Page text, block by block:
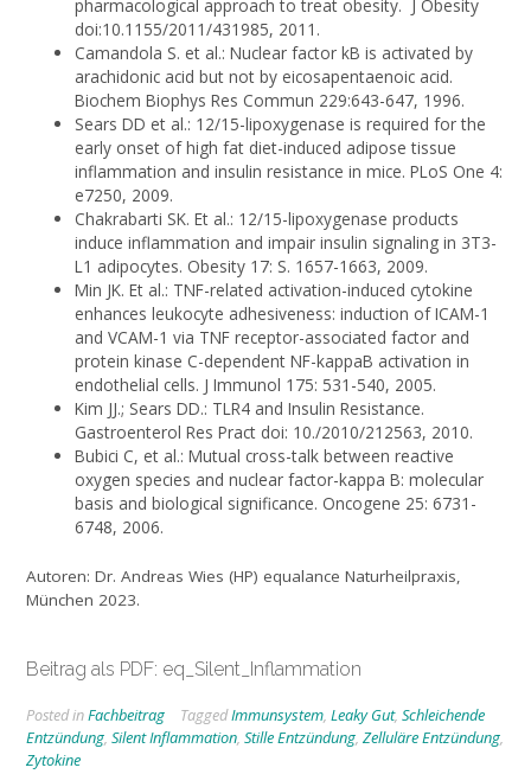
pharmacological approach to treat obesity. J Obesity
doi:10.1155/2011/431985, 2011.
Camandola S. et al.: Nuclear factor kB is activated by
arachidonic acid but not by eicosapentaenoic acid.
Biochem Biophys Res Commun 229:643-647, 1996.
Sears DD et al.: 12/15-lipoxygenase is required for the
early onset of high fat diet-induced adipose tissue
inflammation and insulin resistance in mice. PLoS One 4:
e7250, 2009.
Chakrabarti SK. Et al.: 12/15-lipoxygenase products
induce inflammation and impair insulin signaling in 3T3-
L1 adipocytes. Obesity 17: S. 1657-1663, 2009.
Min JK. Et al.: TNF-related activation-induced cytokine
enhances leukocyte adhesiveness: induction of ICAM-1
and VCAM-1 via TNF receptor-associated factor and
protein kinase C-dependent NF-kappaB activation in
endothelial cells. J Immunol 175: 531-540, 2005.
Kim JJ.; Sears DD.: TLR4 and Insulin Resistance.
Gastroenterol Res Pract doi: 10./2010/212563, 2010.
Bubici C, et al.: Mutual cross-talk between reactive
oxygen species and nuclear factor-kappa B: molecular
basis and biological significance. Oncogene 25: 6731-
6748, 2006.
Autoren: Dr. Andreas Wies (HP) equalance Naturheilpraxis,
München 2023.
Beitrag als PDF: eq_Silent_Inflammation
Posted inFachbeitrag TaggedImmunsystem Leaky Gut, Schleichende
Entzündung Silent Inflammation Stille Entzündung Zelluläre Entzündung
Zytokine